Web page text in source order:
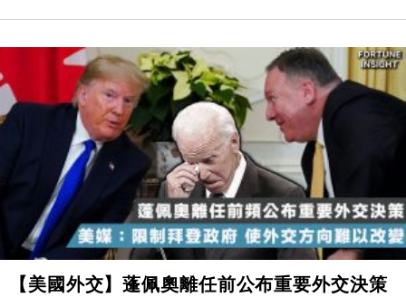
【美國外交】蓬佩奧離任前公布重要外交決策